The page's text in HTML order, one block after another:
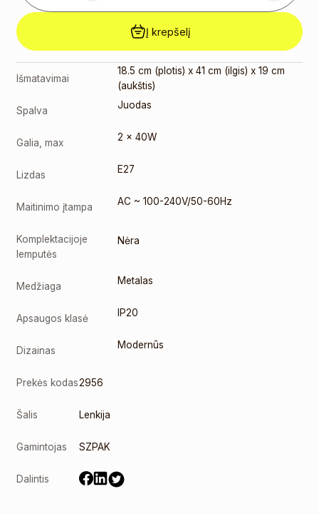
FILAMENT
(29637)
E27 8W
2200K
(199166)
E27 8W
(99067)
Į krepšelį
Išmatavimai
18.5 cm (plotis) x 41 cm (ilgis) x 19 cm
(aukštis)
Spalva Juodas
Galia, max 2 x 40W
Lizdas E27
Maitinimo įtampa AC ~ 100-240V/50-60Hz
Komplektacijoje
lemputės
Nėra
Medžiaga Metalas
Apsaugos klasė IP20
Dizainas Modernūs
Prekės kodas2956
Šalis Lenkija
Gamintojas SZPAK
Dalintis